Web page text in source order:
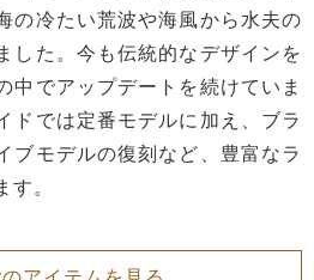
の冷たい荒波や海風から水夫の
した。今も伝統的なデザインを
中でアップデートを続けていま
ドでは定番モデルに加え、ブラ
ブモデルの復刻など、豊富なラ
す。